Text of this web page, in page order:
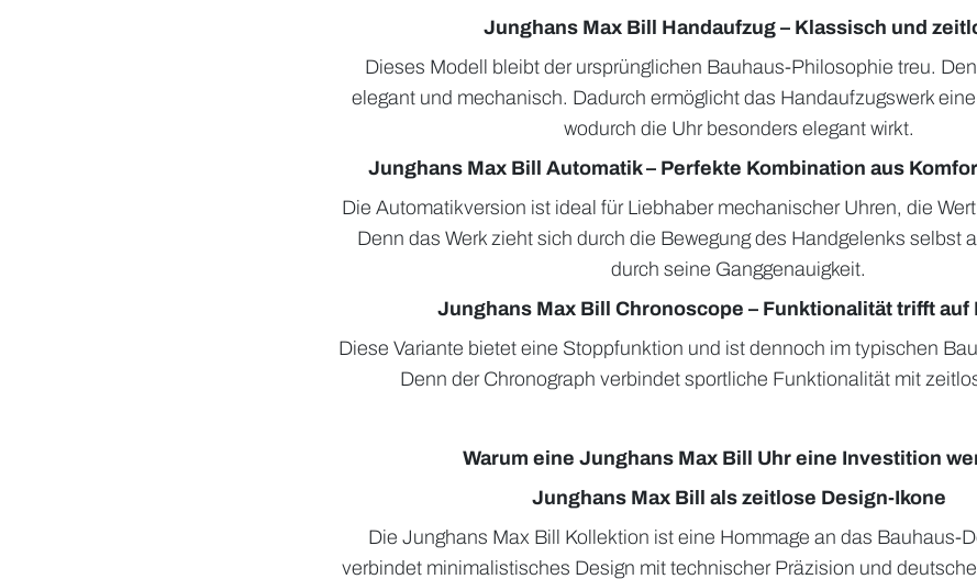
Junghans Max Bill Handaufzug – Klassisch und
Dieses Modell bleibt der ursprünglichen Bauhaus-Philosophie treu.
elegant und mechanisch. Dadurch ermöglicht das Handaufzugswerk
wodurch die Uhr besonders elegant wirkt.
Junghans Max Bill Automatik – Perfekte Kombination aus
Die Automatikversion ist ideal für Liebhaber mechanischer Uhren, die
Denn das Werk zieht sich durch die Bewegung des Handgelenks selbst
durch seine Ganggenauigkeit.
Junghans Max Bill Chronoscope – Funktionalität trifft auf
Diese Variante bietet eine Stoppfunktion und ist dennoch im typischen
Denn der Chronograph verbindet sportliche Funktionalität mit
Warum eine Junghans Max Bill Uhr eine Investition
Junghans Max Bill als zeitlose Design-Ikone
Die Junghans Max Bill Kollektion ist eine Hommage an das Bauhaus-
verbindet minimalistisches Design mit technischer Präzision und